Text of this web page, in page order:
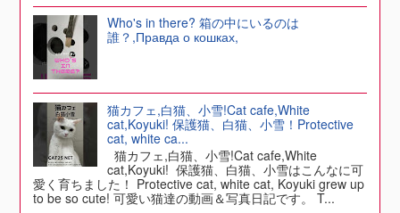
Who's in there? 箱の中にいるのは
誰？,Правда о кошках,
猫カフェ,白猫、小雪!Cat cafe,White
cat,Koyuki! 保護猫、白猫、小雪！Protective
cat, white ca...
猫カフェ,白猫、小雪!Cat cafe,White
cat,Koyuki! 保護猫、白猫、小雪はこんなに可
愛く育ちました！ Protective cat, white cat, Koyuki grew up
to be so cute! 可愛い猫達の動画＆写真日記です。 T...